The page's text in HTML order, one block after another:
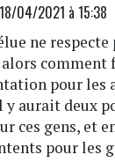
04/2021 à 15:38
ne
comment
pour les
aurait deux
ces gens, et
pour les